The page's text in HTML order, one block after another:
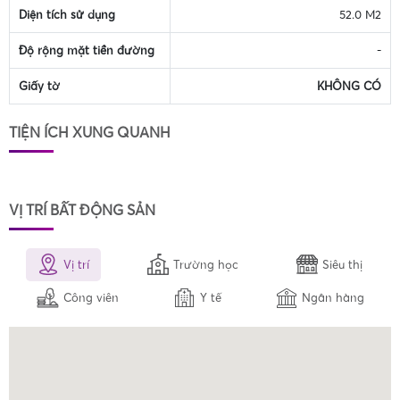
Diện tích sử dụng 52.0 M2
Độ rộng mặt tiền đường -
Giấy tờ KHÔNG CÓ
TIỆN ÍCH XUNG QUANH
VỊ TRÍ BẤT ĐỘNG SẢN
Vị trí Trường học Siêu thị
Công viên Y tế Ngân hàng